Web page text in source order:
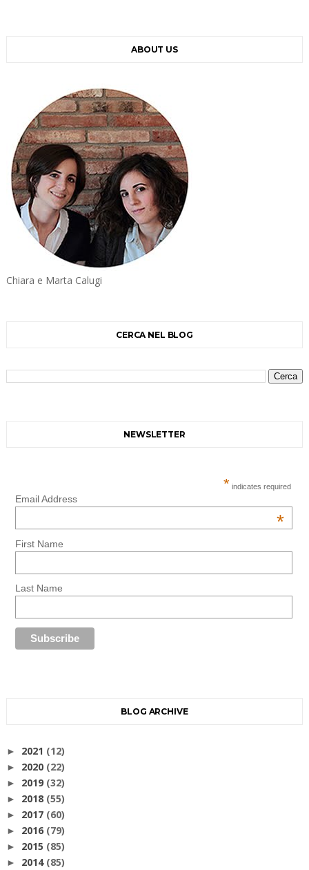
ABOUT US
Chiara e Marta Calugi
CERCA NEL BLOG
NEWSLETTER
* indicates required
Email Address
*
First Name
Last Name
BLOG ARCHIVE
► 2021 (12)
► 2020 (22)
► 2019 (32)
► 2018 (55)
► 2017 (60)
► 2016 (79)
► 2015 (85)
► 2014 (85)